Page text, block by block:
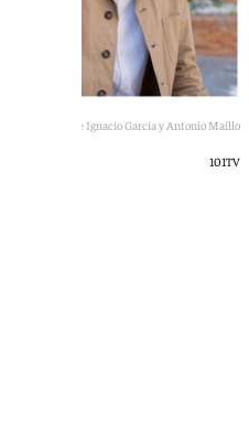
Jose Ignacio García y Antonio Maíllo
101TV